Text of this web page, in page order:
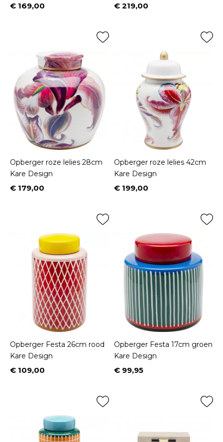
Prijs
€ 169,00 Prijs
€ 219,00
Opberger roze lelies 28cm
Kare Design
Prijs
€ 179,00
Opberger roze lelies 42cm
Kare Design
Prijs
€ 199,00
Opberger Festa 26cm rood
Kare Design
Prijs
€ 109,00
Opberger Festa 17cm groen
Kare Design
Prijs
€ 99,95